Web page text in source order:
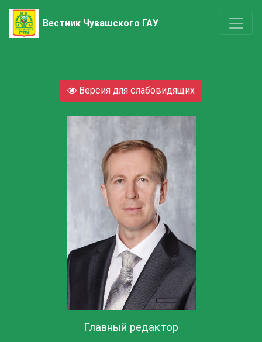
Вестник Чувашского ГАУ
Версия для слабовидящих
Главный редактор